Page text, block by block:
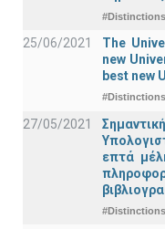
#Distinctions
25/06/2021
The
new
best new
#Distinctions
27/05/2021
επτά
#Distinctions